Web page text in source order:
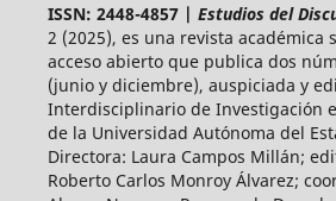
ISSN: 2448-4857 | Estudios del
2 (2025), es una revista académica
acceso abierto que publica dos
(junio y diciembre), auspiciada y
Interdisciplinario de Investigación
de la Universidad Autónoma del
Directora: Laura Campos Millán;
Roberto Carlos Monroy Álvarez;